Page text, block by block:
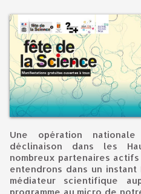
Une opération nationale qui trouve une belle
déclinaison dans les
nombreux partenaires
entendrons dans un
médiateur scientifique
programme au micro de